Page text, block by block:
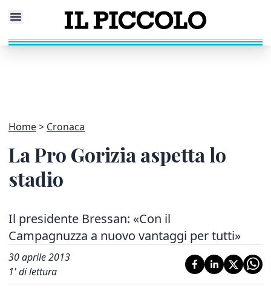
Home Cronaca
La Pro Gorizia aspetta lo
stadio
Il presidente Bressan: «Con il
Campagnuzza a nuovo vantaggi per tutti»
30 aprile 2013
1' di lettura